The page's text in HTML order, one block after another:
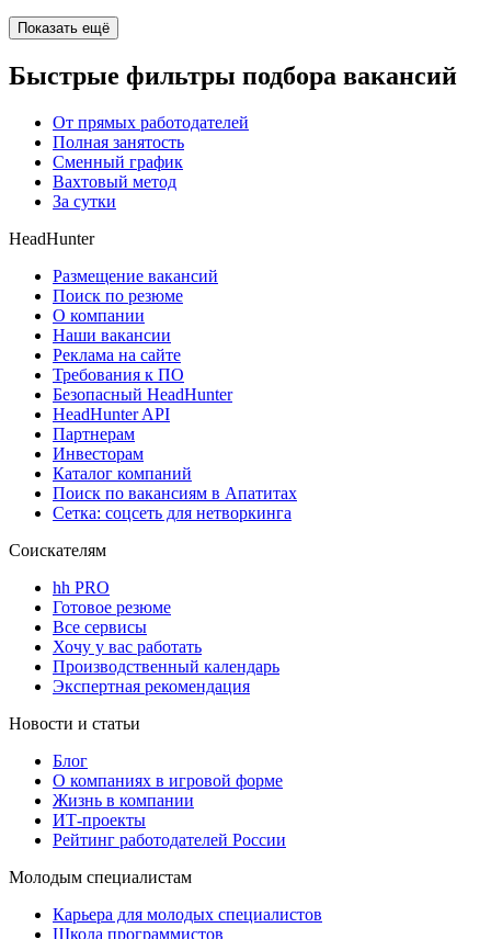
Показать ещё
Быстрые фильтры подбора вакансий
От прямых работодателей
Полная занятость
Сменный график
Вахтовый метод
За сутки
HeadHunter
Размещение вакансий
Поиск по резюме
О компании
Наши вакансии
Реклама на сайте
Требования к ПО
Безопасный HeadHunter
HeadHunter API
Партнерам
Инвесторам
Каталог компаний
Поиск по вакансиям в Апатитах
Сетка: соцсеть для нетворкинга
Соискателям
hh PRO
Готовое резюме
Все сервисы
Хочу у вас работать
Производственный календарь
Экспертная рекомендация
Новости и статьи
Блог
О компаниях в игровой форме
Жизнь в компании
ИТ-проекты
Рейтинг работодателей России
Молодым специалистам
Карьера для молодых специалистов
Школа программистов